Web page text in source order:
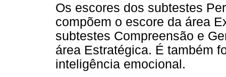
Os escores dos subtestes
compõem o escore da área
subtestes Compreensão e
área Estratégica. É também
inteligência emocional.